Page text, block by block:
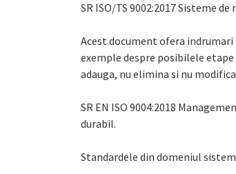
SR ISO/TS 9002:2017 Sisteme
Acest document ofera
exemple despre posibilele
adauga, nu elimina si nu
SR EN ISO 9004:2018
durabil.
Standardele din domeniul